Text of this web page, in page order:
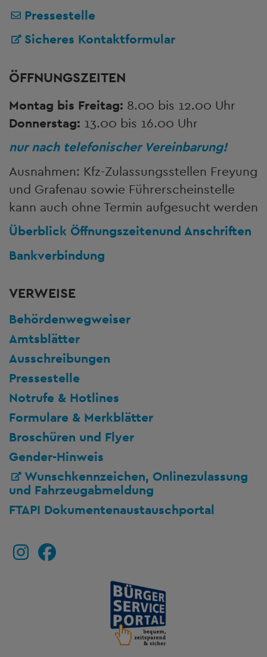
Pressestelle
Sicheres Kontaktformular
ÖFFNUNGSZEITEN
Montag bis Freitag: 8.00 bis 12.00 Uhr
Donnerstag: 13.00 bis 16.00 Uhr
nur nach telefonischer Vereinbarung!
Ausnahmen: Kfz-Zulassungsstellen Freyung
und Grafenau sowie Führerscheinstelle
kann auch ohne Termin aufgesucht werden
Überblick Öffnungszeitenund Anschriften
Bankverbindung
VERWEISE
Behördenwegweiser
Amtsblätter
Ausschreibungen
Pressestelle
Notrufe & Hotlines
Formulare & Merkblätter
Broschüren und Flyer
Gender-Hinweis
Wunschkennzeichen, Onlinezulassung
und Fahrzeugabmeldung
FTAPI Dokumentenaustauschportal